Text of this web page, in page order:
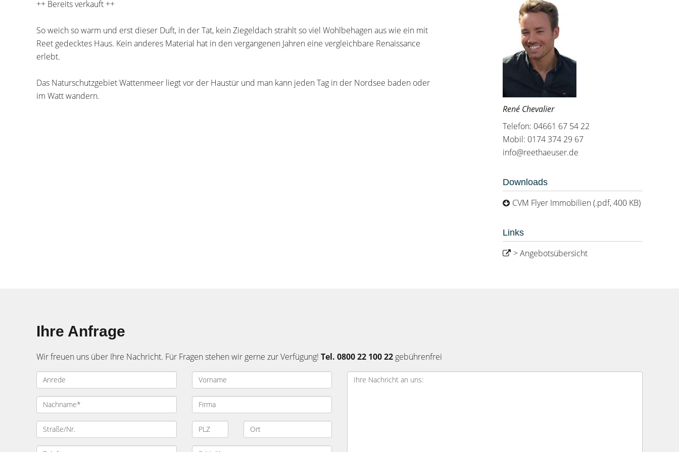
++ Bereits verkauft ++
So weich so warm und erst dieser Duft, in der Tat, kein Ziegeldach strahlt so viel Wohlbehagen aus wie ein mit
Reet gedecktes Haus. Kein anderes Material hat in den vergangenen Jahren eine vergleichbare Renaissance
erlebt.
Das Naturschutzgebiet Wattenmeer liegt vor der Haustür und man kann jeden Tag in der Nordsee baden oder
im Watt wandern.
René Chevalier
Telefon: 04661 67 54 22
Mobil: 0174 374 29 67
info@reethaeuser.de
Downloads
CVM Flyer Immobilien (.pdf, 400 KB)
Links
> Angebotsübersicht
Ihre Anfrage
Wir freuen uns über Ihre Nachricht. Für Fragen stehen wir gerne zur Verfügung! Tel. 0800 22 100 22 gebührenfrei